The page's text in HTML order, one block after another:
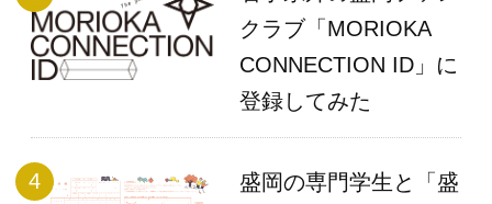
クラブ「MORIOKA
CONNECTION ID」に
登録してみた
盛岡の専門学生と「盛